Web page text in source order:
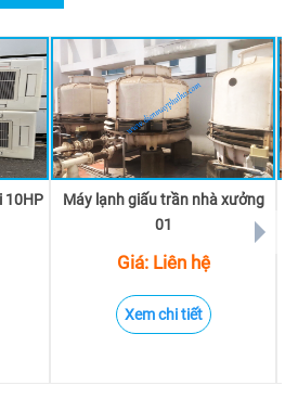
10HP
Máy lạnh giấu trần nhà xưởng
01
Giá: Liên hệ
Xem chi tiết
next